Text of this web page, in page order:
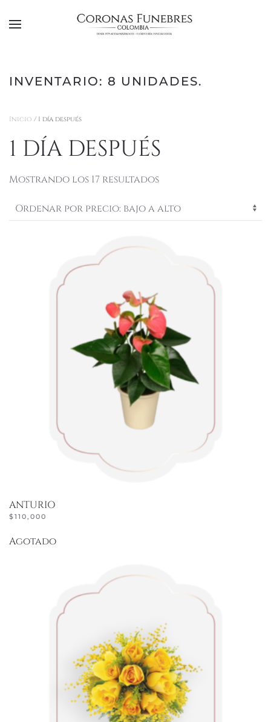
Ir al contenido principal
INVENTARIO: 8 UNIDADES.
Inicio / 1 día después
1 DÍA DESPUÉS
Mostrando los 17 resultadosOrdenado
bajo
a
ANTURIO
$110,000
Agotado